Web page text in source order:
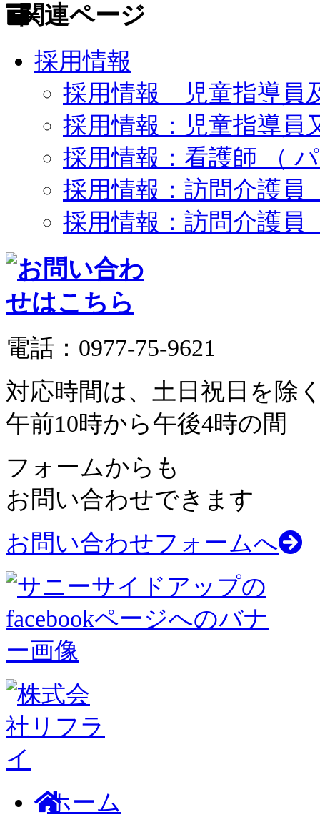
関連ページ
採用情報
採用情報 児童指導員
採用情報：児童指導員
採用情報：看護師 （
採用情報：訪問介護員
採用情報：訪問介護員
電話： 0977-75-9621
対応時間は、土日祝日を除
午前10時から午後4時の間
フォームからも
お問い合わせできます
お問い合わせフォームへ
ホーム